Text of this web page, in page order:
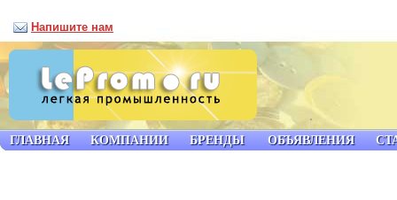
ГЛАВНАЯ КОМПАНИИ БРЕНДЫ ОБЪЯВЛЕНИЯ
Напишите нам